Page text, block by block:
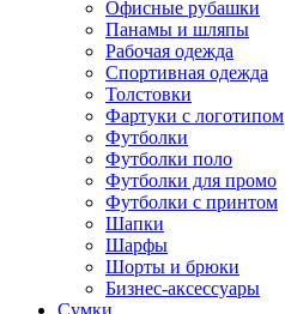
Офисные рубашки
Панамы и шляпы
Рабочая одежда
Спортивная одежда
Толстовки
Фартуки с логотипом
Футболки
Футболки поло
Футболки для промо
Футболки с принтом
Шапки
Шарфы
Шорты и брюки
Бизнес-аксессуары
Сумки